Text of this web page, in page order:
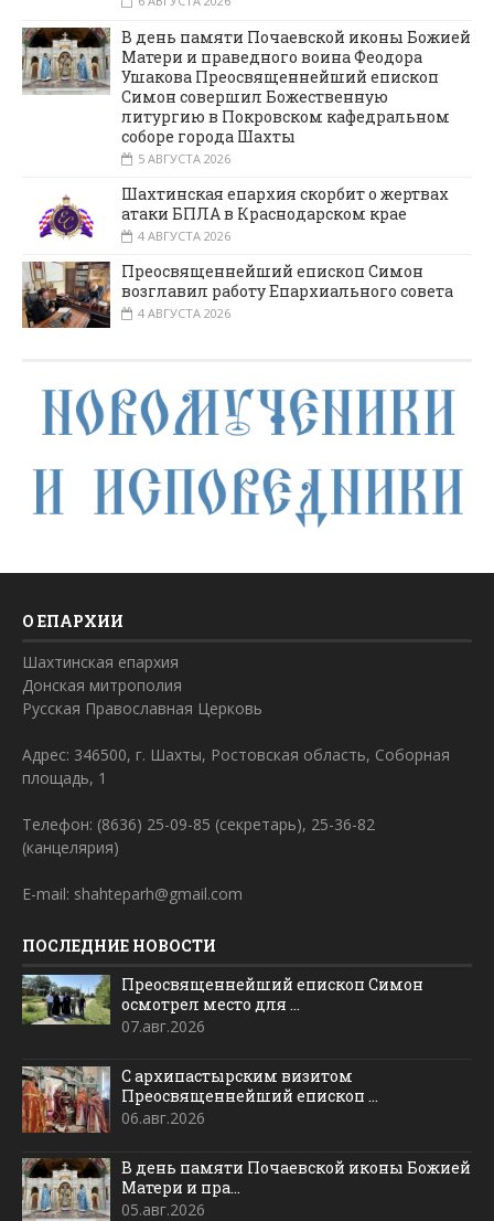
В день памяти Почаевской иконы Божией
Матери и праведного воина Феодора
Ушакова Преосвященнейший епископ
Симон совершил Божественную
литургию в Покровском кафедральном
соборе города Шахты
5 АВГУСТА 2026
Шахтинская епархия скорбит о жертвах
атаки БПЛА в Краснодарском крае
4 АВГУСТА 2026
Преосвященнейший епископ Симон
возглавил работу Епархиального совета
4 АВГУСТА 2026
О ЕПАРХИИ
Шахтинская епархия
Донская митрополия
Русская Православная Церковь
Адрес: 346500, г. Шахты, Ростовская область, Соборная
площадь, 1
Телефон: (8636) 25-09-85 (секретарь), 25-36-82
(канцелярия)
E-mail: shahteparh@gmail.com
ПОСЛЕДНИЕ НОВОСТИ
Преосвященнейший епископ Симон
осмотрел место для ...
07.авг.2026
С архипастырским визитом
Преосвященнейший епископ ...
06.авг.2026
В день памяти Почаевской иконы Божией
Матери и пра...
05.авг.2026